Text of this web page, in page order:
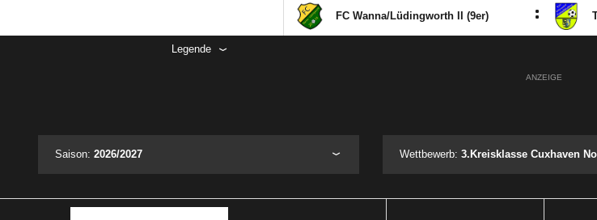
FC Wanna/​Lüdingworth II (9er) :
Legende
ANZEIGE
Saison: 2026/2027 Wettbewerb:3.Kreisklasse Cuxhaven